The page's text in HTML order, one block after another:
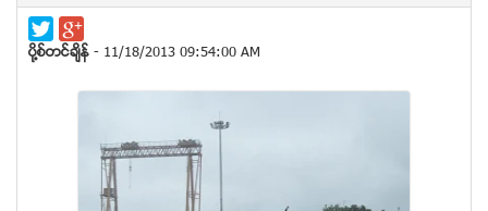
i
ပုိ႔စ္တင္ခ်ိန္ - 11/18/2013 09:54:00 AM